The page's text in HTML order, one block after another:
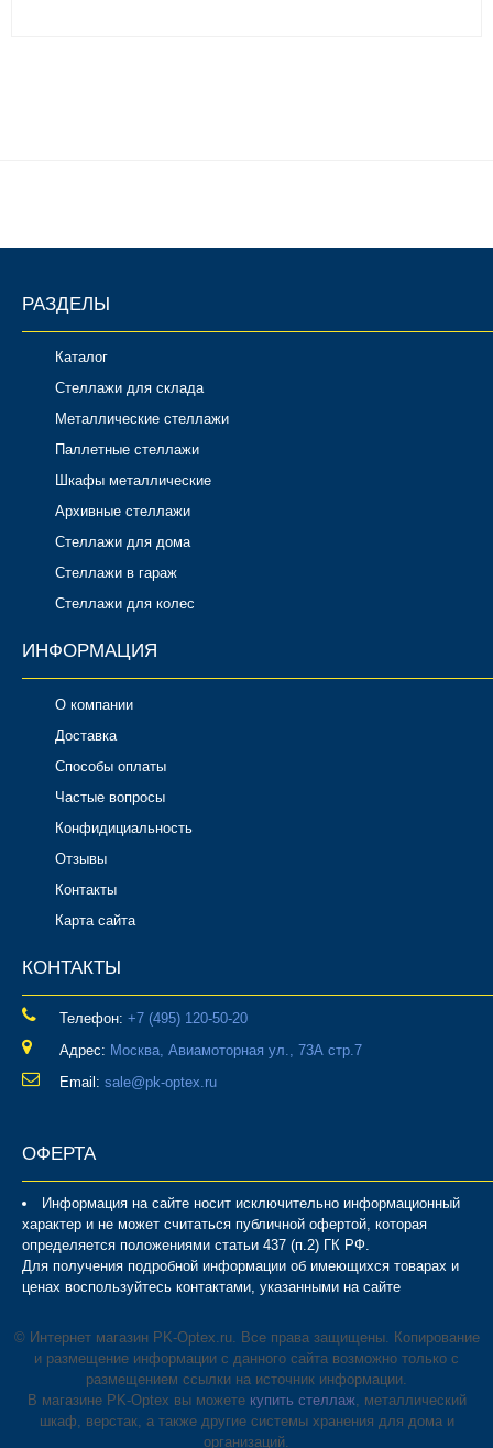
РАЗДЕЛЫ
Каталог
Стеллажи для склада
Металлические стеллажи
Паллетные стеллажи
Шкафы металлические
Архивные стеллажи
Стеллажи для дома
Стеллажи в гараж
Стеллажи для колес
ИНФОРМАЦИЯ
О компании
Доставка
Способы оплаты
Частые вопросы
Конфидициальность
Отзывы
Контакты
Карта сайта
КОНТАКТЫ
Телефон: ‎+7 (495) 120-50-20
Адрес: Москва, Авиамоторная ул., 73А стр.7
Email: sale@pk-optex.ru
ОФЕРТА
Информация на сайте носит исключительно информационный
характер и не может считаться публичной офертой, которая
определяется положениями статьи 437 (п.2) ГК РФ.
Для получения подробной информации об имеющихся товарах и
ценах воспользуйтесь контактами, указанными на сайте
© Интернет магазин PK-Optex.ru. Все права защищены. Копирование
и размещение информации с данного сайта возможно только с
размещением ссылки на источник информации.
В магазине PK-Optex вы можете купить стеллаж, металлический
шкаф, верстак, а также другие системы хранения для дома и
организаций.